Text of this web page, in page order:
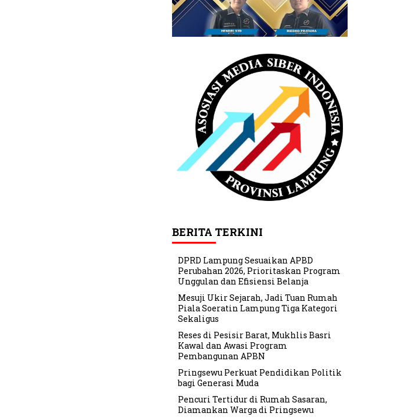
BERITA TERKINI
DPRD Lampung Sesuaikan APBD
Perubahan 2026, Prioritaskan Program
Unggulan dan Efisiensi Belanja
Mesuji Ukir Sejarah, Jadi Tuan Rumah
Piala Soeratin Lampung Tiga Kategori
Sekaligus
Reses di Pesisir Barat, Mukhlis Basri
Kawal dan Awasi Program
Pembangunan APBN
Pringsewu Perkuat Pendidikan Politik
bagi Generasi Muda
Pencuri Tertidur di Rumah Sasaran,
Diamankan Warga di Pringsewu